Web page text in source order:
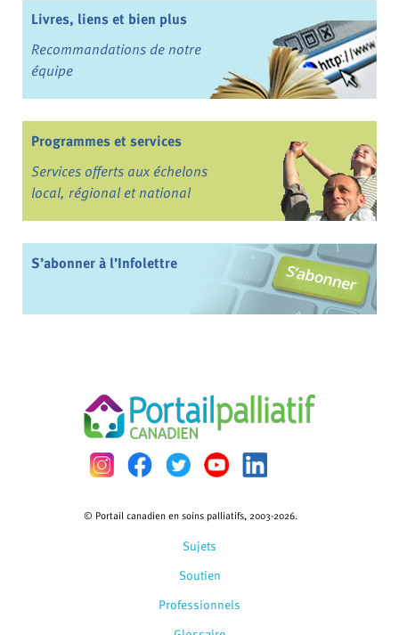
Livres, liens et bien plus
Recommandations de notre
équipe
Programmes et services
Services offerts aux échelons
local, régional et national
S’abonner à l’Infolettre
Sujets
Soutien
Professionnels
© Portail canadien en soins palliatifs, 2003-2026.